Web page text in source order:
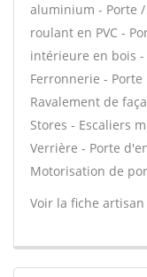
aluminium - Porte /
roulant en PVC -
intérieure en bois -
Ferronnerie -
Ravalement de
Stores - Escaliers
Verrière - Porte
Motorisation de
Voir la fiche artisan